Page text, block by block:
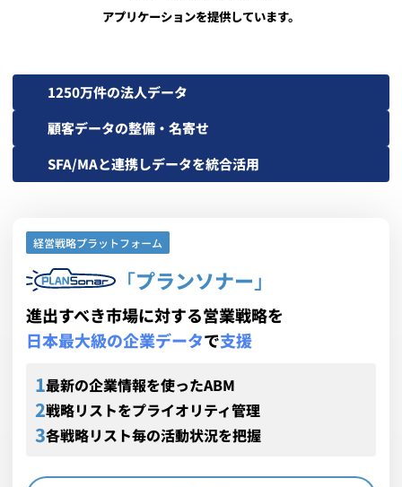
アプリケーションを提供しています。
1250万件の法人データ
顧客データの整備・名寄せ
SFA/MAと連携しデータを統合活用
経営戦略プラットフォーム
「プランソナー 」
進出すべき市場に対する営業戦略を
日本最大級の企業データで支援
最新の企業情報を使ったABM
戦略リストをプライオリティ管理
各戦略リスト毎の活動状況を把握